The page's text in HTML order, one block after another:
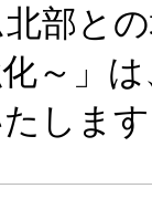
部と
～」
します